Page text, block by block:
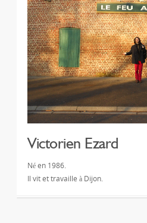
Victorien Ezard
Né en 1986.
Il vit et travaille à Dijon.